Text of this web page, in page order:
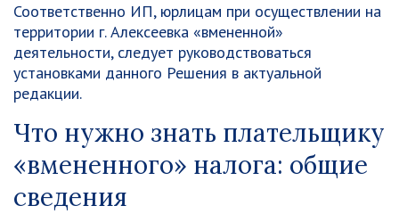
Соответственно ИП, юрлицам при осуществлении на
территории г. Алексеевка «вмененной»
деятельности, следует руководствоваться
установками данного Решения в актуальной
редакции.
Что нужно знать плательщику
«вмененного» налога: общие
сведения